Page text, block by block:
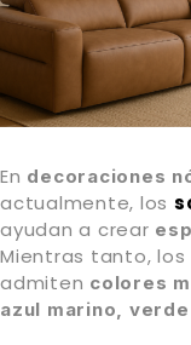
En decoraciones
actualmente, los
ayudan a crear
Mientras tanto, los
admiten colores
azul marino,